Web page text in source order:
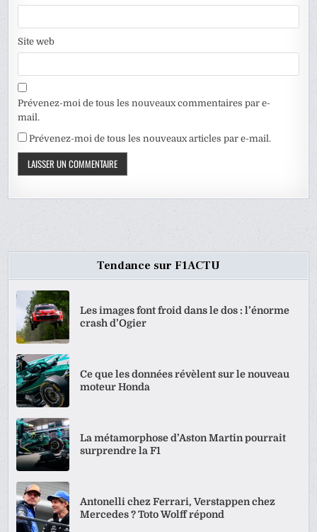
Site web
Prévenez-moi de tous les nouveaux commentaires par e-
mail.
Prévenez-moi de tous les nouveaux articles par e-mail.
Tendance sur F1ACTU
Les images font froid dans le dos : l’énorme
crash d’Ogier
Ce que les données révèlent sur le nouveau
moteur Honda
La métamorphose d’Aston Martin pourrait
surprendre la F1
Antonelli chez Ferrari, Verstappen chez
Mercedes ? Toto Wolff répond